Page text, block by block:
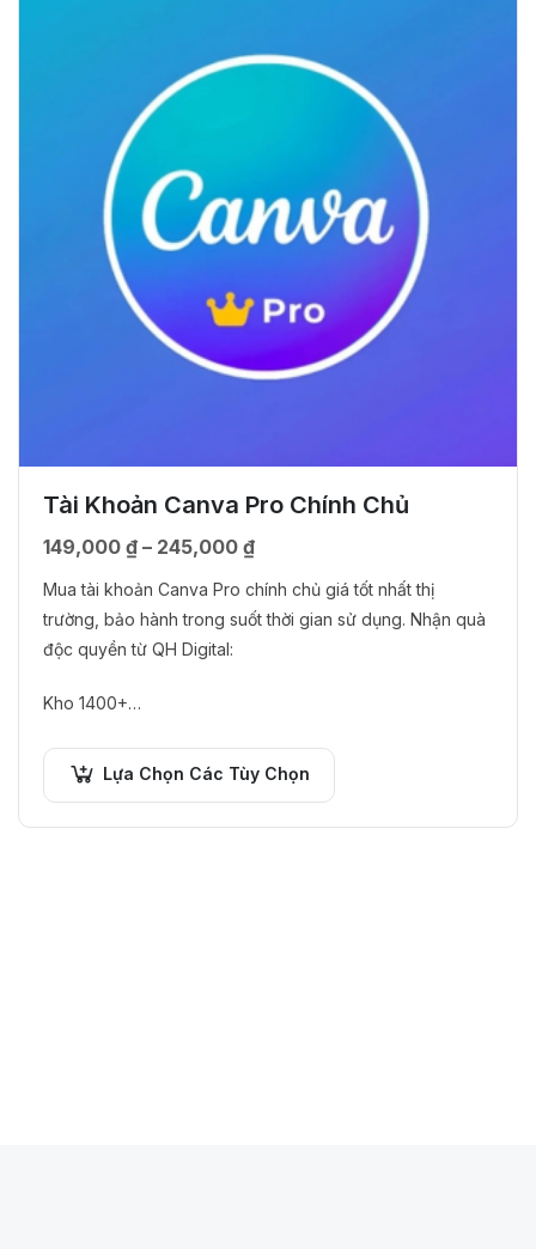
Tài Khoản Canva Pro Chính Chủ
149,000 ₫ – 245,000 ₫
Mua tài khoản Canva Pro chính chủ giá tốt nhất thị
trường, bảo hành trong suốt thời gian sử dụng. Nhận quà
độc quyền từ QH Digital:
Kho 1400+…
Lựa Chọn Các Tùy Chọn